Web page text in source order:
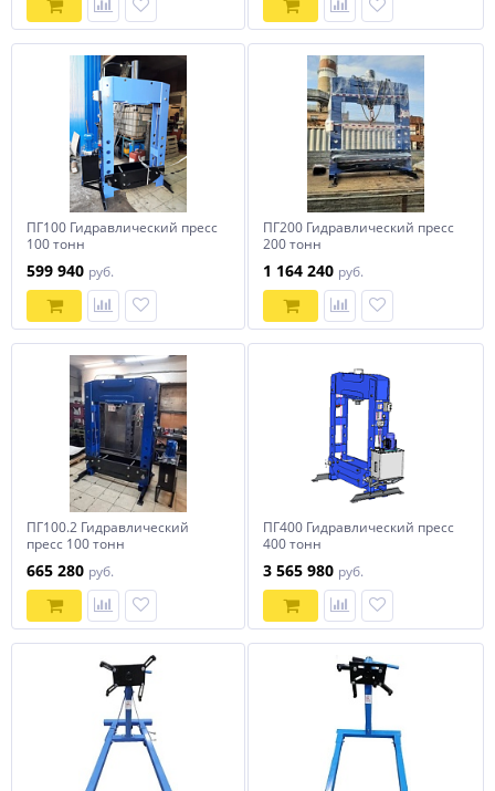
ПГ100 Гидравлический пресс
100 тонн
599 940 руб.
ПГ200 Гидравлический пресс
200 тонн
1 164 240 руб.
ПГ100.2 Гидравлический
пресс 100 тонн
665 280 руб.
ПГ400 Гидравлический пресс
400 тонн
3 565 980 руб.